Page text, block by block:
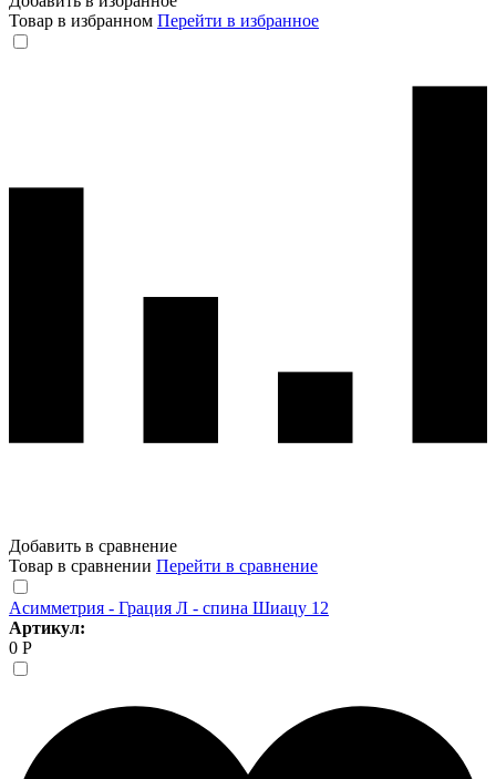
Товар в избранном Перейти в избранное
Добавить в сравнение
Товар в сравнении Перейти в сравнение
Асимметрия - Грация Л - спина Шиацу 12
Артикул:
0 Р